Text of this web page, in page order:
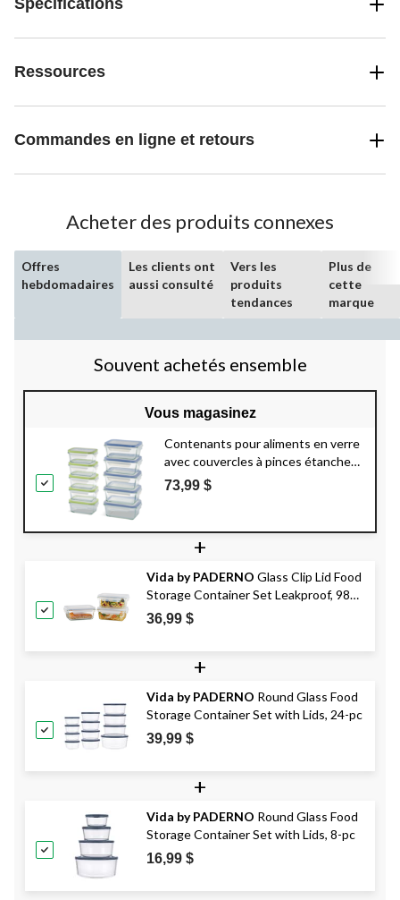
Spécifications
Ressources
Commandes en ligne et retours
Acheter des produits connexes
Offres
hebdomadaires
Les clients ont
aussi consulté
Vers les
produits
tendances
Plus de
cette
marque
Souvent achetés ensemble
Vous magasinez
Contenants pour aliments en verre
avec couvercles à pinces étanches
Vida de PADERNO, paq. 10
73,99 $
+
Vida by PADERNO Glass Clip Lid Food
Storage Container Set Leakproof, 980-
mL, 3 Count
36,99 $
+
Vida by PADERNO Round Glass Food
Storage Container Set with Lids, 24-pc
39,99 $
+
Vida by PADERNO Round Glass Food
Storage Container Set with Lids, 8-pc
16,99 $